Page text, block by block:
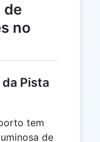
de
no
Pista
tem
de